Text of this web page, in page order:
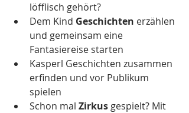
löfflisch gehört?
Dem Kind Geschichten erzählen
und gemeinsam eine
Fantasiereise starten
Kasperl Geschichten zusammen
erfinden und vor Publikum
spielen
Schon mal Zirkus gespielt? Mit